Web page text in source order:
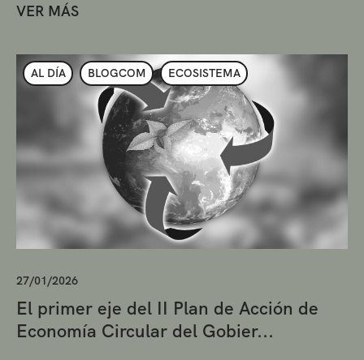
VER MÁS
AL DÍA BLOGCOM ECOSISTEMA
27/01/2026
El primer eje del II Plan de Acción de
Economía Circular del Gobier...